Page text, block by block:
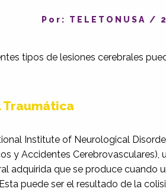
Por: TELETONUSA /
tipos de lesiones cerebrales
Traumática
Institute of Neurological
y Accidentes Cerebrovasculares),
adquirida que se produce cuando
puede ser el resultado de la